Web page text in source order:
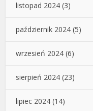
listopad 2024 (3)
październik 2024 (5)
wrzesień 2024 (6)
sierpień 2024 (23)
lipiec 2024 (14)